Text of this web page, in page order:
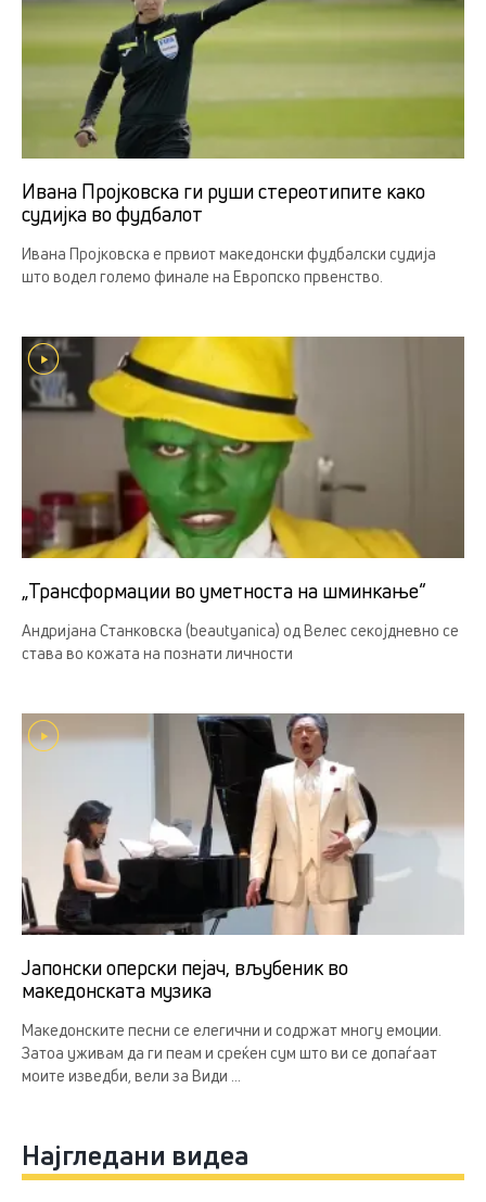
Ивана Пројковска ги руши стереотипите како
судијка во фудбалот
Ивана Пројковска е првиот македонски фудбалски судија
што водел големо финале на Европско првенство.
„Трансформации во уметноста на шминкање“
Андријана Станковска (beautyanica) од Велес секојдневно се
става во кожата на познати личности
Јапонски оперски пејач, вљубеник во
македонската музика
Македонските песни се елегични и содржат многу емоции.
Затоа уживам да ги пеам и среќен сум што ви се допаѓаат
моите изведби, вели за Види ...
Најгледани видеа